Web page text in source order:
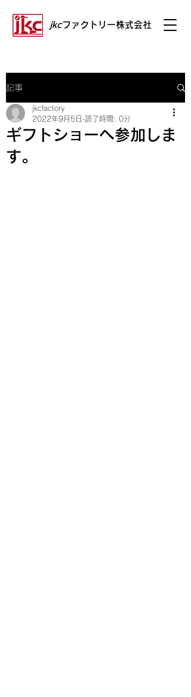
jkcファクトリー株式会社
記事
ギフトショーへ参加しま
す。
jkcfactory
2022年9月5日 読了時間: 0分